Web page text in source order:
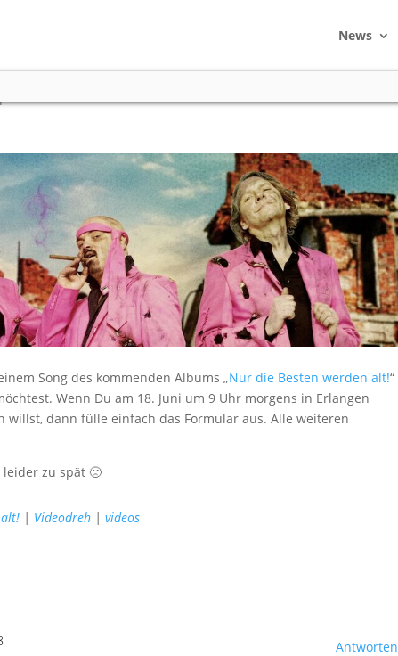
News
bist Du dabei?
Song des kommenden Albums „Nur die Besten werden alt!“
Wenn Du am 18. Juni um 9 Uhr morgens in Erlangen
willst, dann fülle einfach das Formular aus. Alle weiteren
zu spät 🙁
| Videodreh |videos
Antworten